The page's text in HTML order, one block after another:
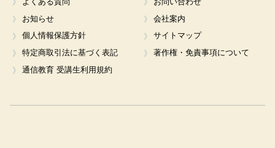
お知らせ
会社案内
個人情報保護方針
サイトマップ
特定商取引法に基づく表記
著作権・免責事項について
通信教育 受講生利用規約